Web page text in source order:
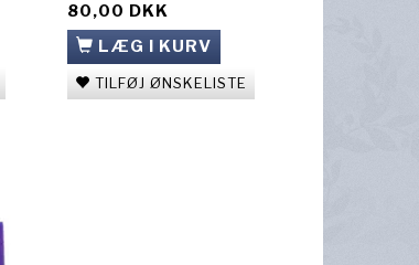
80,00 DKK
LÆG I KURV
TILFØJ ØNSKELISTE